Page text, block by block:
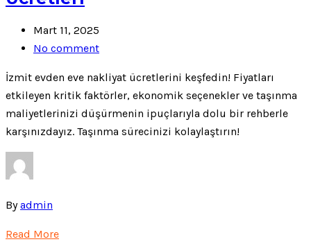
Mart 11, 2025
No comment
İzmit evden eve nakliyat ücretlerini keşfedin! Fiyatları
etkileyen kritik faktörler, ekonomik seçenekler ve taşınma
maliyetlerinizi düşürmenin ipuçlarıyla dolu bir rehberle
karşınızdayız. Taşınma sürecinizi kolaylaştırın!
Byadmin
Read More